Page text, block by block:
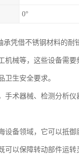
0°
承凭借不锈钢材料的耐
机械等，这些设备需
卫生安全要求。
手术器械、检测分析
设备领域，它可以抵
可以保障转动部件运